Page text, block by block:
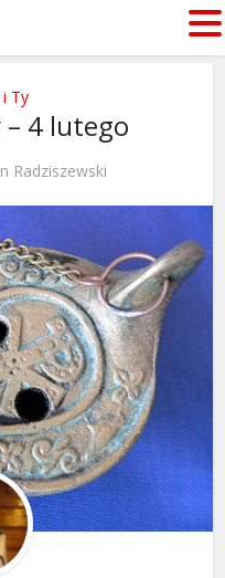
i Ty
– 4 lutego
Radziszewski